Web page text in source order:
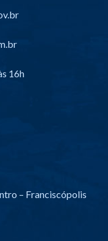
16h
– Franciscópolis